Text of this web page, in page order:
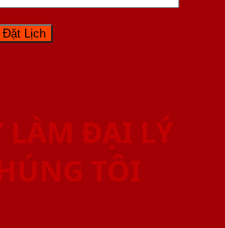
LÀM ĐẠI LÝ
TÔI